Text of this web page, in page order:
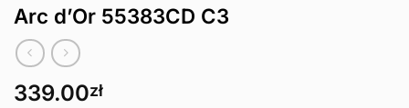
Arc d’Or 55383CD C3
339.00zł